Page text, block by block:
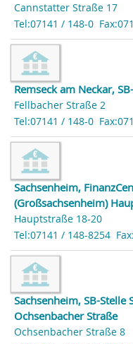
Cannstatter Straße 17
Tel:07141 / 148-0
Remseck am Neckar,
Fellbacher Straße 2
Tel:07141 / 148-0
Sachsenheim,
(Großsachsenheim)
Hauptstraße 18-20
Tel:07141 / 148-8254
Sachsenheim, SB-Stelle
Ochsenbacher Straße
Ochsenbacher Straße 8